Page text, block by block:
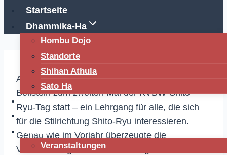
Startseite
Dhammika-Ha
Hombu Dojo
Standorte
Shihan Athula
Sato Ha
Dhammika Cup
Sommercamp
News
Veranstaltungen
Am Samstag, dem 17. Mai 2025, fand in
Beilstein zum zweiten Mal der KVBW-Shito-
Ryu-Tag statt – ein Lehrgang für alle, die sich
für die Stilrichtung Shito-Ryu interessieren.
Genau wie im Vorjahr überzeugte die
Veranstaltung mit einem vielfältigen und